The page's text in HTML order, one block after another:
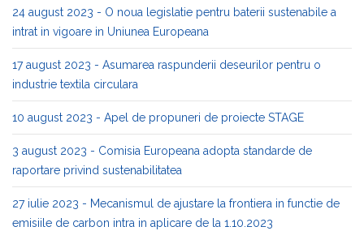
24 august 2023 - O noua legislatie pentru baterii sustenabile a
intrat in vigoare in Uniunea Europeana
17 august 2023 - Asumarea raspunderii deseurilor pentru o
industrie textila circulara
10 august 2023 - Apel de propuneri de proiecte STAGE
3 august 2023 - Comisia Europeana adopta standarde de
raportare privind sustenabilitatea
27 iulie 2023 - Mecanismul de ajustare la frontiera in functie de
emisiile de carbon intra in aplicare de la 1.10.2023